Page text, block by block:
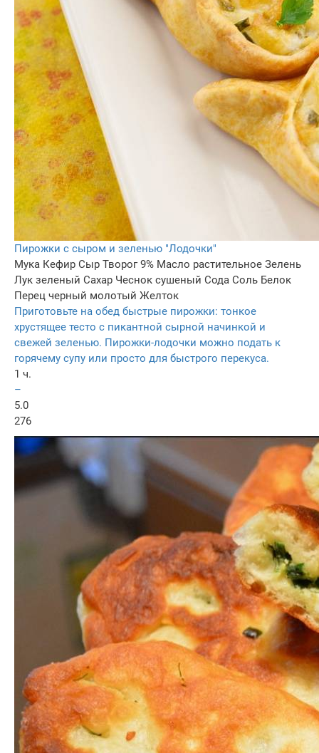
Пирожки с сыром и зеленью "Лодочки"
Мука Кефир Сыр Творог 9% Масло растительное Зелень
Лук зеленый Сахар Чеснок сушеный Сода Соль Белок
Перец черный молотый Желток
Приготовьте на обед быстрые пирожки: тонкое
хрустящее тесто с пикантной сырной начинкой и
свежей зеленью. Пирожки-лодочки можно подать к
горячему супу или просто для быстрого перекуса.
1 ч.
–
5.0
276